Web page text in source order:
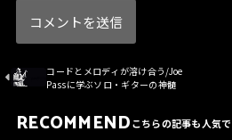
コードとメロディが溶け合う/Joe
Passに学ぶソロ・ギターの神髄
RECOMMEND